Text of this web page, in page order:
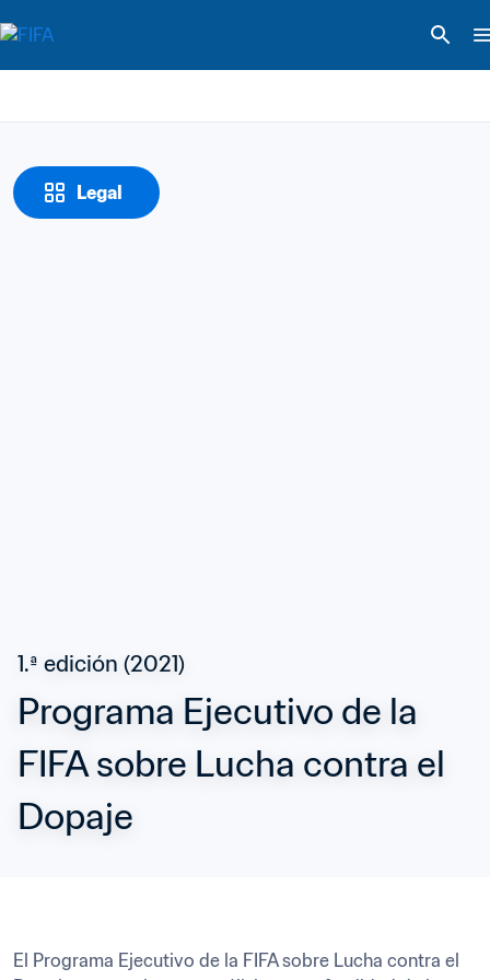
Legal
1.ª edición (2021)
Programa Ejecutivo de la
FIFA sobre Lucha contra el
Dopaje
El Programa Ejecutivo de la FIFA sobre Lucha contra el